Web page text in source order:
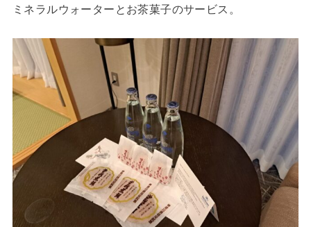
ミネラルウォーターとお茶菓子のサービス。